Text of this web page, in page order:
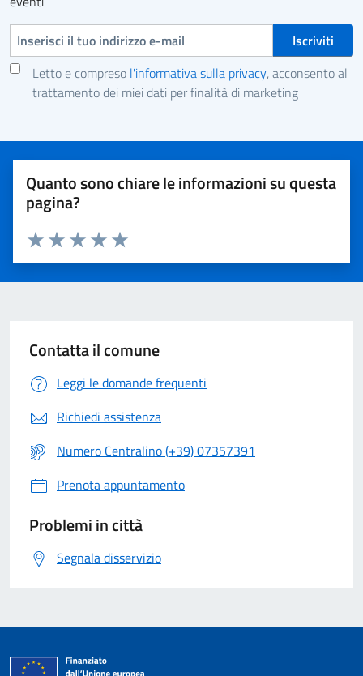
Indirizzo e-mail
Letto e compreso l'informativa sulla privacy, acconsento al
trattamento dei miei dati per finalità di marketing
Quanto sono chiare le informazioni su questa
pagina?
Valuta 5 stelle su 5
Valuta 4 stelle su 5
Valuta 3 stelle su 5
Valuta 2 stelle su 5
Valuta 1 stelle su 5
Contatta il comune
Leggi le domande frequenti
Richiedi assistenza
Numero Centralino (+39) 07357391
Prenota appuntamento
Problemi in città
Segnala disservizio